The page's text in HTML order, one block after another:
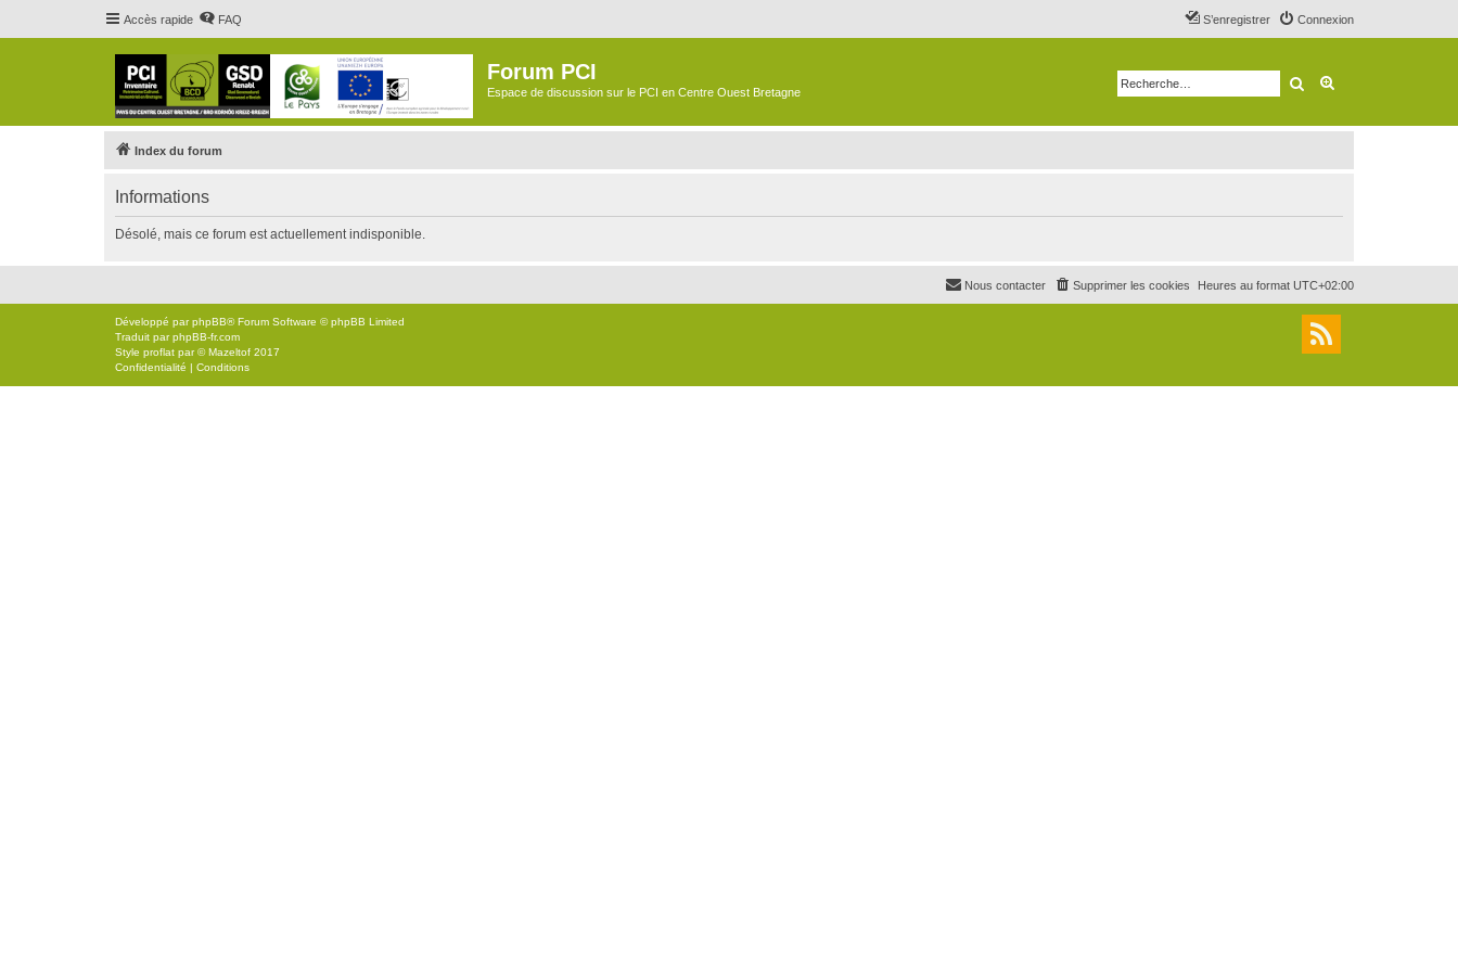
Accès rapide FAQ Connexion
S’enregistrer
Forum PCI
Espace de discussion sur le PCI en Centre Ouest Bretagne Rechercher
Index du forum
Informations
Désolé, mais ce forum est actuellement indisponible.
Heures au format UTC+02:00
Supprimer les cookies
Nous contacter
Développé parphpBB® Forum Software © phpBB Limited
Traduit parphpBB-fr.com
Style proflat par ©Mazeltof 2017
Confidentialité | Conditions